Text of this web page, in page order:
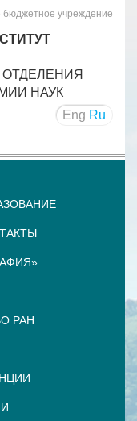
бюджетное учреждение
НАУК
Eng Ru
РАН